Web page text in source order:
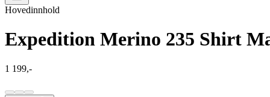
Hovedinnhold
Expedition Merino 235 Shirt
1 199,-